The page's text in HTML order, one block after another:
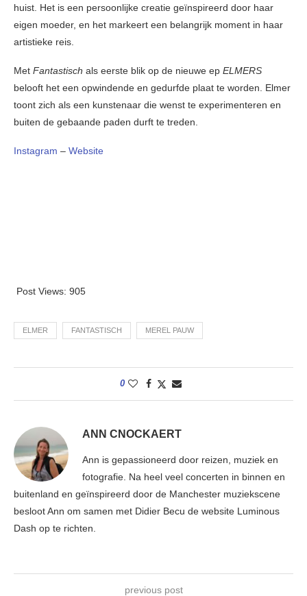
huist. Het is een persoonlijke creatie geïnspireerd door haar
eigen moeder, en het markeert een belangrijk moment in haar
artistieke reis.
Met Fantastisch als eerste blik op de nieuwe ep ELMERS
belooft het een opwindende en gedurfde plaat te worden. Elmer
toont zich als een kunstenaar die wenst te experimenteren en
buiten de gebaande paden durft te treden.
Instagram – Website
Post Views: 905
ELMER FANTASTISCH MEREL PAUW
0
ANN CNOCKAERT
Ann is gepassioneerd door reizen, muziek en
fotografie. Na heel veel concerten in binnen en
buitenland en geïnspireerd door de Manchester muziekscene
besloot Ann om samen met Didier Becu de website Luminous
Dash op te richten.
previous post